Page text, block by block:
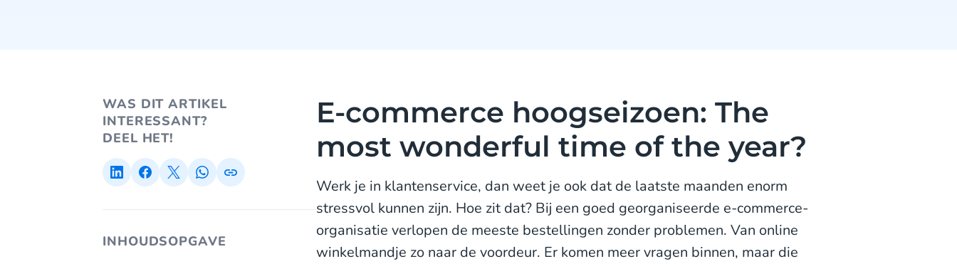
WAS DIT ARTIKEL
INTERESSANT?
DEEL HET!
INHOUDSOPGAVE
E-commerce hoogseizoen: The
most wonderful time of the year?
Werk je in klantenservice, dan weet je ook dat de laatste maanden enorm
stressvol kunnen zijn. Hoe zit dat? Bij een goed georganiseerde e-commerce-
organisatie verlopen de meeste bestellingen zonder problemen. Van online
winkelmandje zo naar de voordeur. Er komen meer vragen binnen, maar die